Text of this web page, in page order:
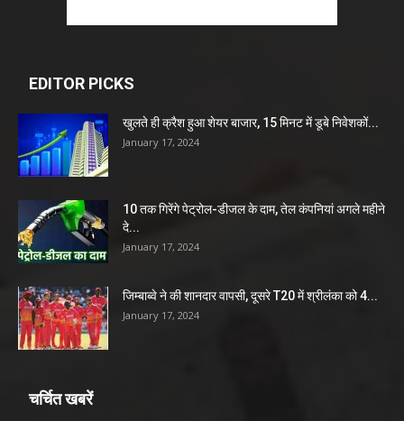
EDITOR PICKS
खुलते ही क्रैश हुआ शेयर बाजार, 15 मिनट में डूबे निवेशकों...
January 17, 2024
10 तक गिरेंगे पेट्रोल-डीजल के दाम, तेल कंपनियां अगले महीने
दे...
January 17, 2024
जिम्बाब्वे ने की शानदार वापसी, दूसरे T20 में श्रीलंका को 4...
January 17, 2024
चर्चित खबरें